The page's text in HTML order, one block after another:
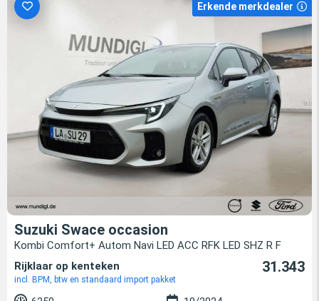
Erkende merkdealer
Suzuki Swace occasion
Kombi Comfort+ Autom Navi LED ACC RFK LED SHZ R F
Rijklaar op kenteken
incl. BPM, btw en standaard import pakket
31.343